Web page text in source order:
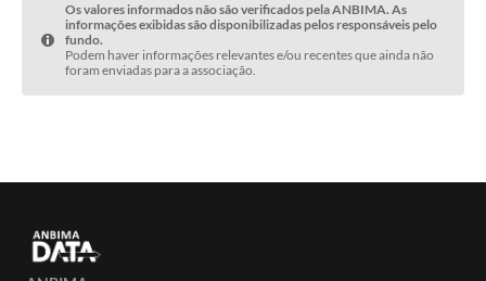
Os valores informados não são verificados pela ANBIMA. As
informações exibidas são disponibilizadas pelos responsáveis pelo
fundo.
Podem haver informações relevantes e/ou recentes que ainda não
foram enviadas para a associação.